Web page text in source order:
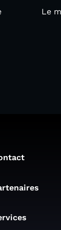
Le